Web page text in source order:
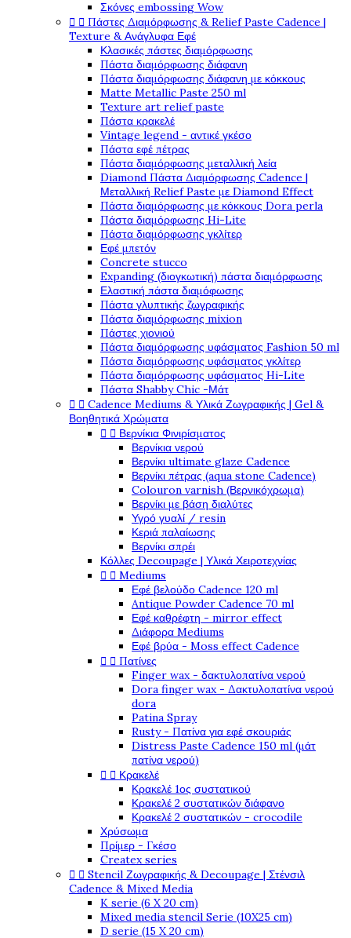
Σκόνες embossing Wow
  Πάστες Διαμόρφωσης & Relief Paste Cadence |
Texture & Ανάγλυφα Εφέ
Κλασικές πάστες διαμόρφωσης
Πάστα διαμόρφωσης διάφανη
Πάστα διαμόρφωσης διάφανη με κόκκους
Matte Metallic Paste 250 ml
Texture art relief paste
Πάστα κρακελέ
Vintage legend - αντικέ γκέσο
Πάστα εφέ πέτρας
Πάστα διαμόρφωσης μεταλλική λεία
Diamond Πάστα Διαμόρφωσης Cadence |
Μεταλλική Relief Paste με Diamond Effect
Πάστα διαμόρφωσης με κόκκους Dora perla
Πάστα διαμόρφωσης Hi-Lite
Πάστα διαμόρφωσης γκλίτερ
Εφέ μπετόν
Concrete stucco
Expanding (διογκωτική) πάστα διαμόρφωσης
Ελαστική πάστα διαμόφωσης
Πάστα γλυπτικής ζωγραφικής
Πάστα διαμόρφωσης mixion
Πάστες χιονιού
Πάστα διαμόρφωσης υφάσματος Fashion 50 ml
Πάστα διαμόρφωσης υφάσματος γκλίτερ
Πάστα διαμόρφωσης υφάσματος Hi-Lite
Πάστα Shabby Chic -Μάτ
  Cadence Mediums & Υλικά Ζωγραφικής | Gel &
Βοηθητικά Χρώματα
  Βερνίκια Φινιρίσματος
Βερνίκια νερού
Βερνίκι ultimate glaze Cadence
Βερνίκι πέτρας (aqua stone Cadence)
Colouron varnish (Βερνικόχρωμα)
Βερνίκι με βάση διαλύτες
Υγρό γυαλί / resin
Κεριά παλαίωσης
Βερνίκι σπρέι
Κόλλες Decoupage | Υλικά Χειροτεχνίας
  Mediums
Εφέ βελούδο Cadence 120 ml
Antique Powder Cadence 70 ml
Εφέ καθρέφτη - mirror effect
Διάφορα Mediums
Εφέ βρύα - Moss effect Cadence
  Πατίνες
Finger wax - δακτυλοπατίνα νερού
Dora finger wax - Δακτυλοπατίνα νερού
dora
Patina Spray
Rusty - Πατίνα για εφέ σκουριάς
Distress Paste Cadence 150 ml (μάτ
πατίνα νερού)
  Κρακελέ
Κρακελέ 1ος συστατικού
Κρακελέ 2 συστατικών διάφανο
Κρακελέ 2 συστατικών - crocodile
Χρύσωμα
Πρίμερ - Γκέσο
Createx series
  Stencil Ζωγραφικής & Decoupage | Στένσιλ
Cadence & Mixed Media
K serie (6 X 20 cm)
Mixed media stencil Serie (10X25 cm)
D serie (15 X 20 cm)